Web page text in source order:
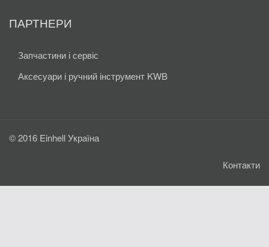
ПАРТНЕРИ
Запчастини і сервіс
Аксесуари і ручний інструмент KWB
© 2016 Einhell Україна
Контакти